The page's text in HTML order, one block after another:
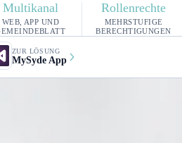
Multikanal
WEB, APP UND
Rollenrechte
MEHRSTUFIGE
BERECHTIGUNGEN
ZUR LÖSUNG
MySyde App